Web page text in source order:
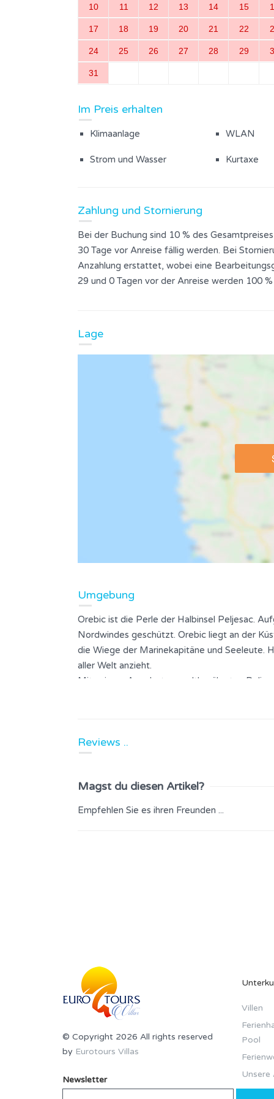
10 11 12 13 14 15
17 18 19 20 21 22
24 25 26 27 28 29
31
Im Preis erhalten
Klimaanlage WLAN
Strom und Wasser Kurtaxe
Zahlung und Stornierung
Bei der Buchung sind 10 % des
30 Tage vor Anreise fällig werden. Bei
Anzahlung erstattet, wobei eine
29 und 0 Tagen vor der Anreise werden 100
Lage
Umgebung
Orebic ist die Perle der Halbinsel Peljesac.
Nordwindes geschützt. Orebic liegt an der
die Wiege der Marinekapitäne und Seeleute.
aller Welt anzieht.
Mit seinem Angebot an weltberühmten
Meer sowie schönen Stränden zieht Orebic
unvergesslichen Aufenthalt und den Wunsch
spüren Sie den wahren Geist des Mittelmeers.
Reviews ..
Magst du diesen Artikel?
Empfehlen Sie es ihren Freunden ...
© Copyright 2026 All rights reserved
by Eurotours Villas
Newsletter
Villen
Pool
Unsere